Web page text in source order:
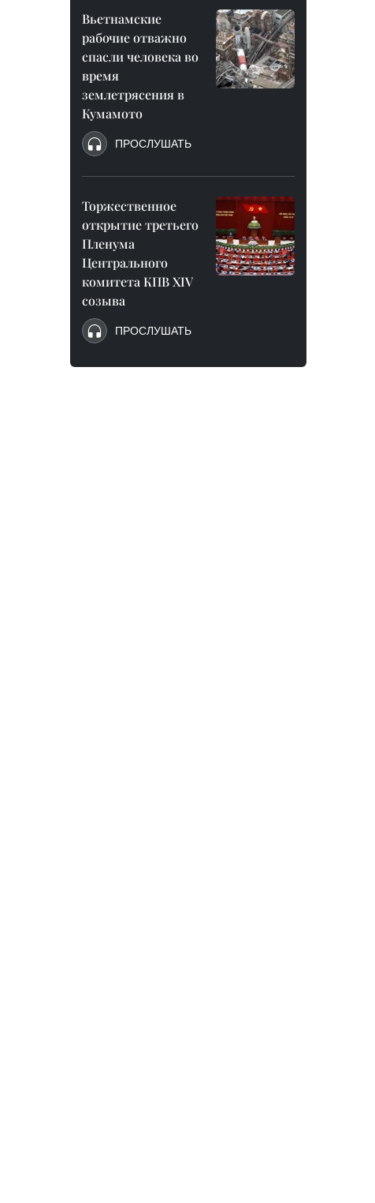
Вьетнамские
рабочие отважно
спасли человека во
время
землетрясения в
Кумамото
ПРОСЛУШАТЬ
Торжественное
открытие третьего
Пленума
Центрального
комитета КПВ XIV
созыва
ПРОСЛУШАТЬ